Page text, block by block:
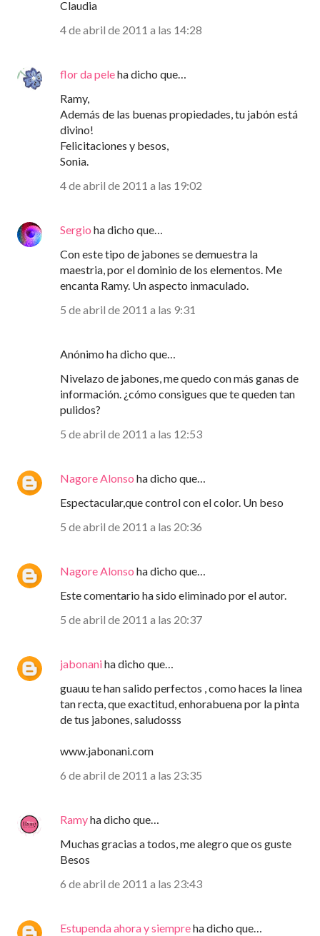
Claudia
4 de abril de 2011 a las 14:28
flor da peleha dicho que…
Ramy,
Además de las buenas propiedades, tu jabón está
divino!
Felicitaciones y besos,
Sonia.
4 de abril de 2011 a las 19:02
Sergio ha dicho que…
Con este tipo de jabones se demuestra la
maestria, por el dominio de los elementos. Me
encanta Ramy. Un aspecto inmaculado.
5 de abril de 2011 a las 9:31
Anónimo ha dicho que…
Nivelazo de jabones, me quedo con más ganas de
información. ¿cómo consigues que te queden tan
pulidos?
5 de abril de 2011 a las 12:53
Nagore Alonso ha dicho que…
Espectacular,que control con el color. Un beso
5 de abril de 2011 a las 20:36
Nagore Alonso ha dicho que…
Este comentario ha sido eliminado por el autor.
5 de abril de 2011 a las 20:37
jabonaniha dicho que…
guauu te han salido perfectos , como haces la linea
tan recta, que exactitud, enhorabuena por la pinta
de tus jabones, saludosss
www.jabonani.com
6 de abril de 2011 a las 23:35
Ramyha dicho que…
Muchas gracias a todos, me alegro que os guste
Besos
6 de abril de 2011 a las 23:43
Estupenda ahora y siempreha dicho que…